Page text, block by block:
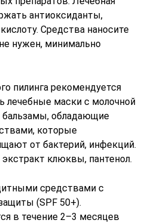
антиоксиданты,
Средства наносите
нужен, минимально
пилинга рекомендуется
лечебные маски с молочной
бальзамы, обладающие
которые
от бактерий, инфекций.
клюквы, пантенол.
средствами с
(SPF 50+).
в течение 2–3 месяцев